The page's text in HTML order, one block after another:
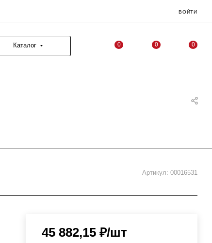
ВОЙТИ
Каталог 0 0 0
Артикул: 00016531
45 882,15₽/шт